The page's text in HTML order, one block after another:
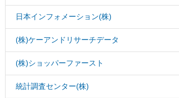
日本インフォメーション(株)
(株)ケーアンドリサーチデータ
(株)ショッパーファースト
統計調査センター(株)